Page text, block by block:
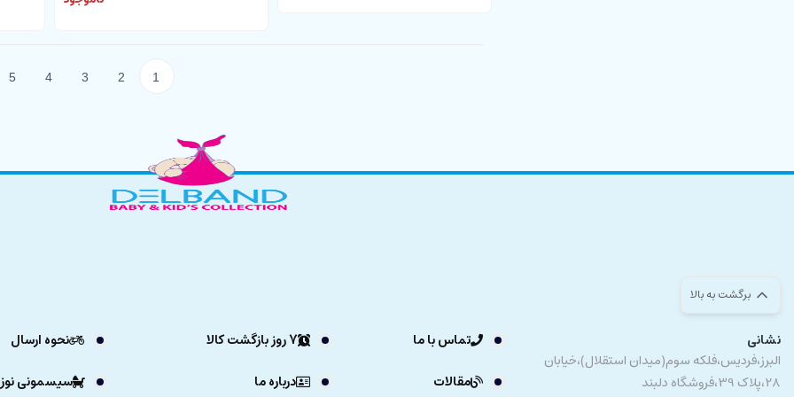
1
2
3
4
5
برگشت به بالا
نشانی
البرز،فردیس،فلکه سوم(میدان استقلال)،خیابان
28،پلاک 39،فروشگاه دلبند
تماس با ما 7 روز بازگشت کالا
نحوه ارسال
مقالات
درباره ما سیسمونی